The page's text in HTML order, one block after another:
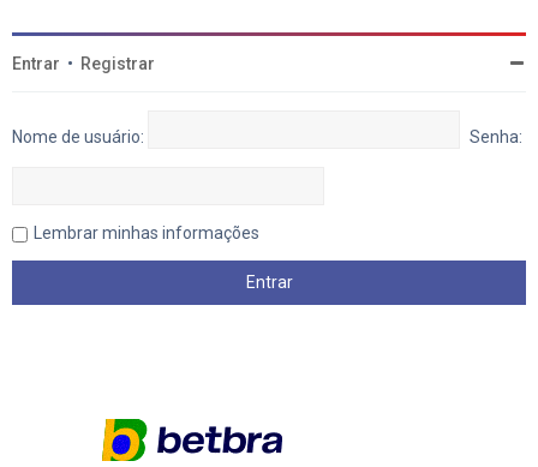
Entrar • Registrar
Nome de usuário: Senha:
Lembrar minhas informações